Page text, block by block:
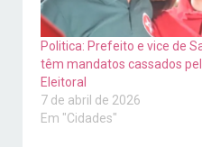
Politica: Prefeito e vice de
têm mandatos cassados
Eleitoral
7 de abril de 2026
Em "Cidades"